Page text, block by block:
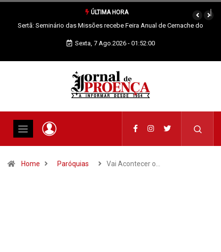
ÚLTIMA HORA
Sertã: Seminário das Missões recebe Feira Anual de Cernache do
Bonjardim
Sexta, 7 Ago.2026 - 01:52:01
Home Paróquias Vai Acontecer o…